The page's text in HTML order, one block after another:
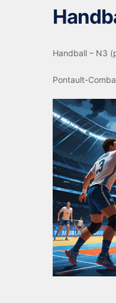
Handball – N3
Pontault-